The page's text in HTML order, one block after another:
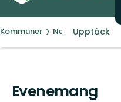
Kommuner NesoddenUpptäck
Evenemang